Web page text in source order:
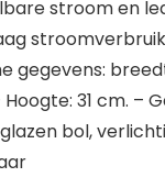
stroom en
gegevens:
31 cm. –
bol,